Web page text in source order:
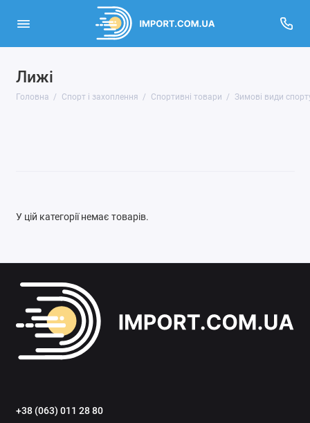
Лижі
Головна Спорт і захоплення Спортивні товари Зимові види
Активний відпочинок, туризм та хобі
У цій категорії немає товарів.
+38 (063) 011 28 80